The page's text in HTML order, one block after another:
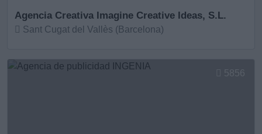
Agencia Creativa Imagine Creative Ideas, S.L.
Sant Cugat del Vallès (Barcelona)
5856